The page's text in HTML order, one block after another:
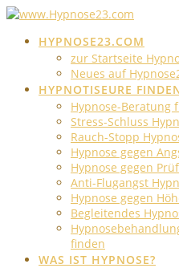
Skip
contentHYPNOSE23.COM
zur Startseite
Neues auf
HYPNOTISEURE
Hypnose-Beratung
Stress-Schluss
Rauch-Stopp
Hypnose gegen
Hypnose gegen
Anti-Flugangst
Hypnose gegen
Begleitendes
finden
WAS IST HYPNOSE?